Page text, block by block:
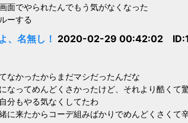
面でやられたんでもう気がなくなった
ーする
、名無し！ 2020-02-29 00:42:02
なかったからまだマシだったんだな
なってめんどくさかったけど、それより酷くて
分もやる気なくしてたわ
に来たからコーデ組みばかりでめんどくさくて